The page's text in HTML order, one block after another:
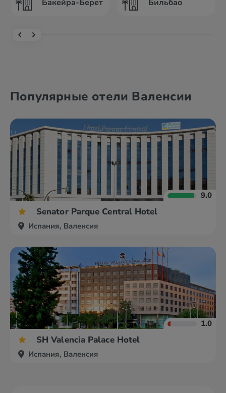
Бакейра-Берет Бильбао
Популярные отели Валенсии
9.0
Senator Parque Central Hotel
Испания, Валенсия
1.0
SH Valencia Palace Hotel
Испания, Валенсия